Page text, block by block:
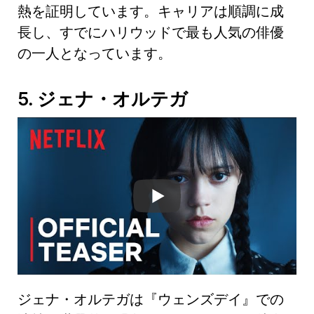
熱を証明しています。キャリアは順調に成
長し、すでにハリウッドで最も人気の俳優
の一人となっています。
5. ジェナ・オルテガ
ジェナ・オルテガは『ウェンズデイ』での